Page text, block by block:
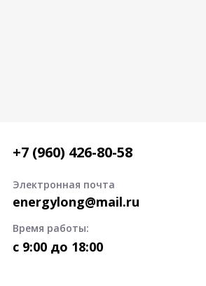
+7 (960) 426-80-58
Электронная почта
energylong@mail.ru
Время работы:
c 9:00 до 18:00